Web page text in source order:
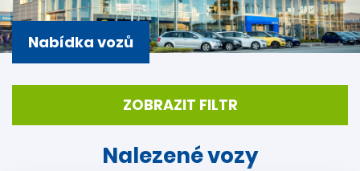
Nabídka vozů
ZOBRAZIT FILTR
Nalezené vozy